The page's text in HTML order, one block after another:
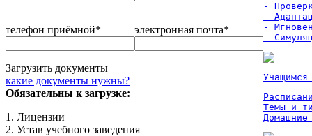
телефон приёмной* электронная почта*
Загрузить документы
какие документы нужны?
Обязательны к загрузке:
1. Лицензии
2. Устав учебного заведения
-
-
-
-
Темы и
Домашние